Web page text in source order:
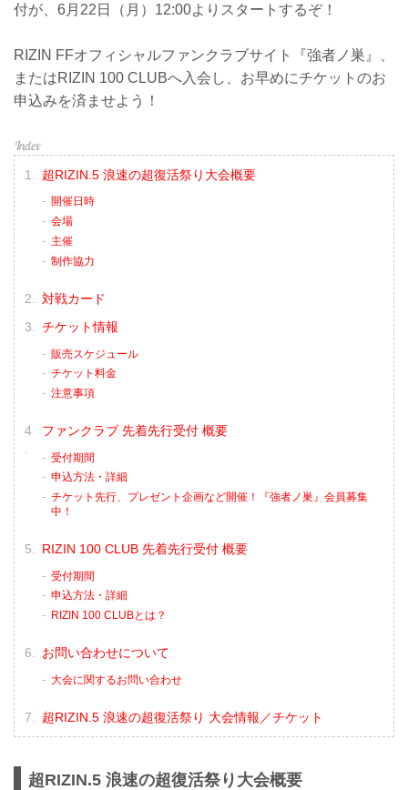
付が、6月22日（月）12:00よりスタートするぞ！
RIZIN FFオフィシャルファンクラブサイト『強者ノ巣』、
またはRIZIN 100 CLUBへ入会し、お早めにチケットのお
申込みを済ませよう！
超RIZIN.5 浪速の超復活祭り大会概要
開催日時
会場
主催
制作協力
対戦カード
チケット情報
販売スケジュール
チケット料金
注意事項
ファンクラブ 先着先行受付 概要
受付期間
申込方法・詳細
チケット先行、プレゼント企画など開催！『強者ノ巣』会員募集
中！
RIZIN 100 CLUB 先着先行受付 概要
受付期間
申込方法・詳細
RIZIN 100 CLUBとは？
お問い合わせについて
大会に関するお問い合わせ
超RIZIN.5 浪速の超復活祭り 大会情報／チケット
超RIZIN.5 浪速の超復活祭り大会概要